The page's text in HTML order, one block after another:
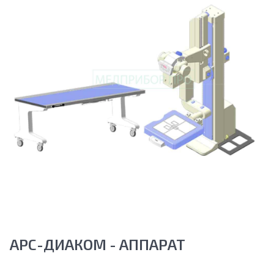
АРС-ДИАКОМ - АППАРАТ